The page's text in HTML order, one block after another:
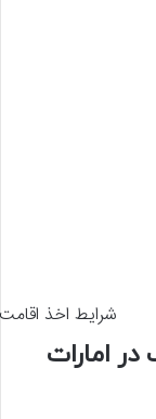
شرایط اخذ
امارات